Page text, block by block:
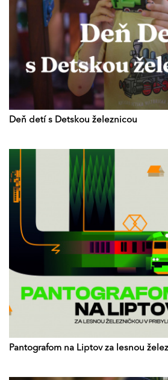
Deň detí s Detskou železnicou
Pantografom na Liptov za lesnou